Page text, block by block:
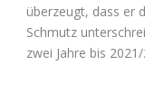
überzeugt, dass er
Schmutz
zwei Jahre bis 2021/